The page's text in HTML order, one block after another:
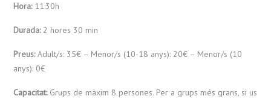
Hora: 11:30h
Durada:2 hores 30 min
Preus:Adult/s: 35€ – Menor/s (10-18 anys): 20€ – Menor/s (10
anys): 0€
Capacitat:Grups de màxim 8 persones. Per a grups més grans, si us